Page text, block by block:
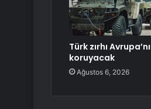
Türk zırhı
koruyacak
Ağustos 6, 2026